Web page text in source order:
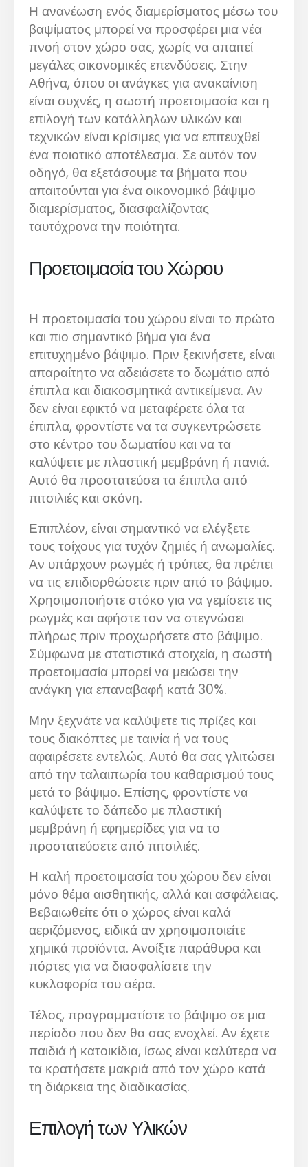
Η ανανέωση ενός διαμερίσματος μέσω του
βαψίματος μπορεί να προσφέρει μια νέα
πνοή στον χώρο σας, χωρίς να απαιτεί
μεγάλες οικονομικές επενδύσεις. Στην
Αθήνα, όπου οι ανάγκες για ανακαίνιση
είναι συχνές, η σωστή προετοιμασία και η
επιλογή των κατάλληλων υλικών και
τεχνικών είναι κρίσιμες για να επιτευχθεί
ένα ποιοτικό αποτέλεσμα. Σε αυτόν τον
οδηγό, θα εξετάσουμε τα βήματα που
απαιτούνται για ένα οικονομικό βάψιμο
διαμερίσματος, διασφαλίζοντας
ταυτόχρονα την ποιότητα.
Προετοιμασία του Χώρου
Η προετοιμασία του χώρου είναι το πρώτο
και πιο σημαντικό βήμα για ένα
επιτυχημένο βάψιμο. Πριν ξεκινήσετε, είναι
απαραίτητο να αδειάσετε το δωμάτιο από
έπιπλα και διακοσμητικά αντικείμενα. Αν
δεν είναι εφικτό να μεταφέρετε όλα τα
έπιπλα, φροντίστε να τα συγκεντρώσετε
στο κέντρο του δωματίου και να τα
καλύψετε με πλαστική μεμβράνη ή πανιά.
Αυτό θα προστατεύσει τα έπιπλα από
πιτσιλιές και σκόνη.
Επιπλέον, είναι σημαντικό να ελέγξετε
τους τοίχους για τυχόν ζημιές ή ανωμαλίες.
Αν υπάρχουν ρωγμές ή τρύπες, θα πρέπει
να τις επιδιορθώσετε πριν από το βάψιμο.
Χρησιμοποιήστε στόκο για να γεμίσετε τις
ρωγμές και αφήστε τον να στεγνώσει
πλήρως πριν προχωρήσετε στο βάψιμο.
Σύμφωνα με στατιστικά στοιχεία, η σωστή
προετοιμασία μπορεί να μειώσει την
ανάγκη για επαναβαφή κατά 30%.
Μην ξεχνάτε να καλύψετε τις πρίζες και
τους διακόπτες με ταινία ή να τους
αφαιρέσετε εντελώς. Αυτό θα σας γλιτώσει
από την ταλαιπωρία του καθαρισμού τους
μετά το βάψιμο. Επίσης, φροντίστε να
καλύψετε το δάπεδο με πλαστική
μεμβράνη ή εφημερίδες για να το
προστατεύσετε από πιτσιλιές.
Η καλή προετοιμασία του χώρου δεν είναι
μόνο θέμα αισθητικής, αλλά και ασφάλειας.
Βεβαιωθείτε ότι ο χώρος είναι καλά
αεριζόμενος, ειδικά αν χρησιμοποιείτε
χημικά προϊόντα. Ανοίξτε παράθυρα και
πόρτες για να διασφαλίσετε την
κυκλοφορία του αέρα.
Τέλος, προγραμματίστε το βάψιμο σε μια
περίοδο που δεν θα σας ενοχλεί. Αν έχετε
παιδιά ή κατοικίδια, ίσως είναι καλύτερα να
τα κρατήσετε μακριά από τον χώρο κατά
τη διάρκεια της διαδικασίας.
Επιλογή των Υλικών